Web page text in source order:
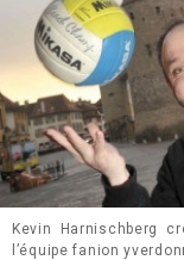
Kevin Harnischberg
l’équipe fanion